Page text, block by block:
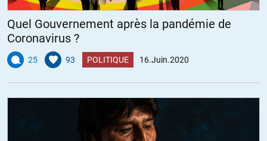
Quel Gouvernement après la pandémie de
Coronavirus ?
25 93 POLITIQUE 16.Juin.2020